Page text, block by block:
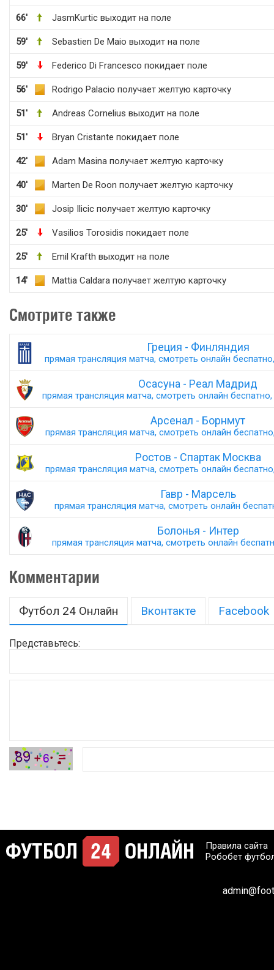
66' JasmKurtic выходит на поле
59' Sebastien De Maio выходит на поле
59' Federico Di Francesco покидает поле
56' Rodrigo Palacio получает желтую карточку
51' Andreas Cornelius выходит на поле
51' Bryan Cristante покидает поле
42' Adam Masina получает желтую карточку
40' Marten De Roon получает желтую карточку
30' Josip Ilicic получает желтую карточку
25' Vasilios Torosidis покидает поле
25' Emil Krafth выходит на поле
14' Mattia Caldara получает желтую карточку
Смотрите также
Греция - Финляндия
прямая трансляция матча, смотреть онлайн
Осасуна - Реал Мадрид
прямая трансляция матча, смотреть онлайн
Арсенал - Борнмут
прямая трансляция матча, смотреть онлайн
Ростов - Спартак Москва
прямая трансляция матча, смотреть онлайн
Гавр - Марсель
прямая трансляция матча, смотреть онлайн
Болонья - Интер
прямая трансляция матча, смотреть онлайн
Комментарии
Футбол 24 Онлайн Вконтакте Facebook
Представьтесь:
Правила сайта
Робобет